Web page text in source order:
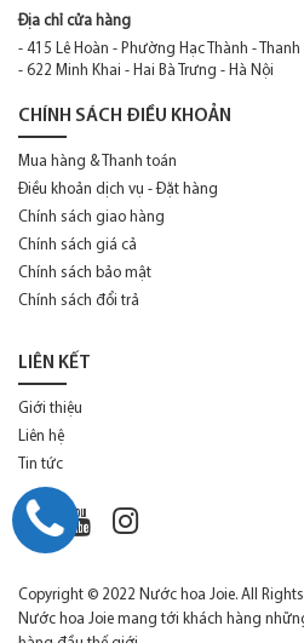
Elie Saab
Elizabeth Arden
Elizabeth Taylor
Estee Lauder
Etat Libre d'Orange
Ferrari
Franck Boclet
Ghala Zayed
Giorgio Armani
Givenchy
Gucci
Guerlain
Guess
Hermes
Địa chỉ cửa hàng
- 415 Lê Hoàn - Phường Hạc Thành - Thanh
- 622 Minh Khai - Hai Bà Trưng - Hà Nội
CHÍNH SÁCH ĐIỀU KHOẢN
Mua hàng & Thanh toán
Điều khoản dịch vụ - Đặt hàng
Chính sách giao hàng
Chính sách giá cả
Chính sách bảo mật
Chính sách đổi trả
LIÊN KẾT
Giới thiệu
Liên hệ
Tin tức
Copyright © 2022 Nước hoa Joie. All Rights
Nước hoa Joie mang tới khách hàng